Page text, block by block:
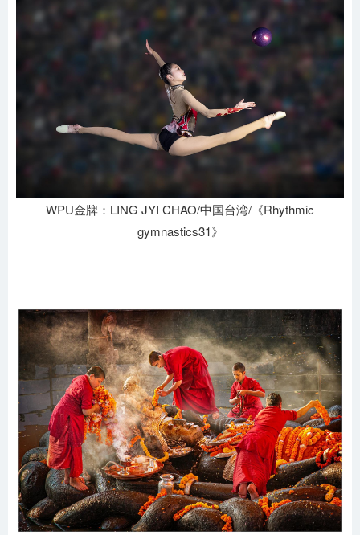
WPU金牌：LING JYI CHAO/中国台湾/《Rhythmic
gymnastics31》